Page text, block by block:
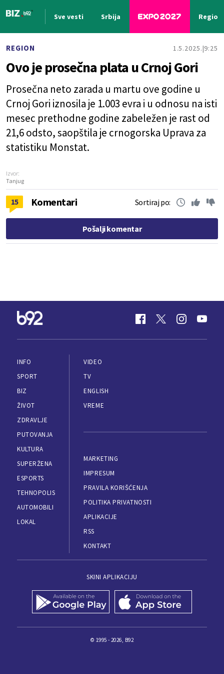
Sve vesti Srbija Region
REGION 1.5.2025. 9:25
Ovo je prosečna plata u Crnoj Gori
Prosečna neto zarada u martu ove godine u
Crnoj Gori iznosila je 1.003 evra i u odnosu na isti
mesec prethodne godine zabeležen je rast od
21,6 odsto, saopštila je crnogorska Uprava za
statistiku Monstat.
Izvor:
Tanjug
15 Komentari Sortiraj po:
Pošalji komentar
INFO
SPORT
BIZ
ŽIVOT
ZDRAVLJE
PUTOVANJA
KULTURA
SUPERŽENA
ESPORTS
TEHNOPOLIS
AUTOMOBILI
LOKAL
VIDEO
TV
ENGLISH
VREME
MARKETING
IMPRESUM
PRAVILA KORIŠĆENJA
POLITIKA PRIVATNOSTI
APLIKACIJE
RSS
KONTAKT
SKINI APLIKACIJU
© 1995 - 2026, B92